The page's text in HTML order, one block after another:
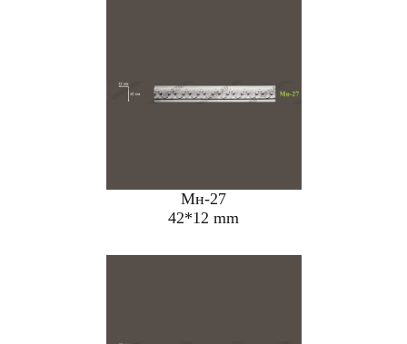
Мн-27
42*12 mm